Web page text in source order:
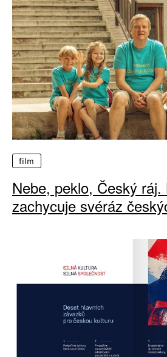
film
Nebe, peklo, Český
zachycuje svéráz